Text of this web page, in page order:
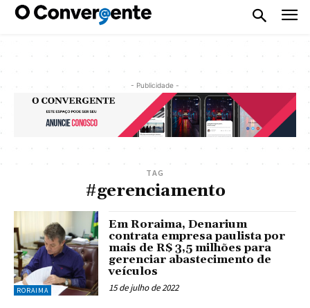
- Publicidade -
TAG
#gerenciamento
RORAIMA
Em Roraima, Denarium
contrata empresa paulista por
mais de R$ 3,5 milhões para
gerenciar abastecimento de
veículos
15 de julho de 2022